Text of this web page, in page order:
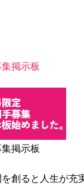
掲示板
掲示板
創ると人生が充